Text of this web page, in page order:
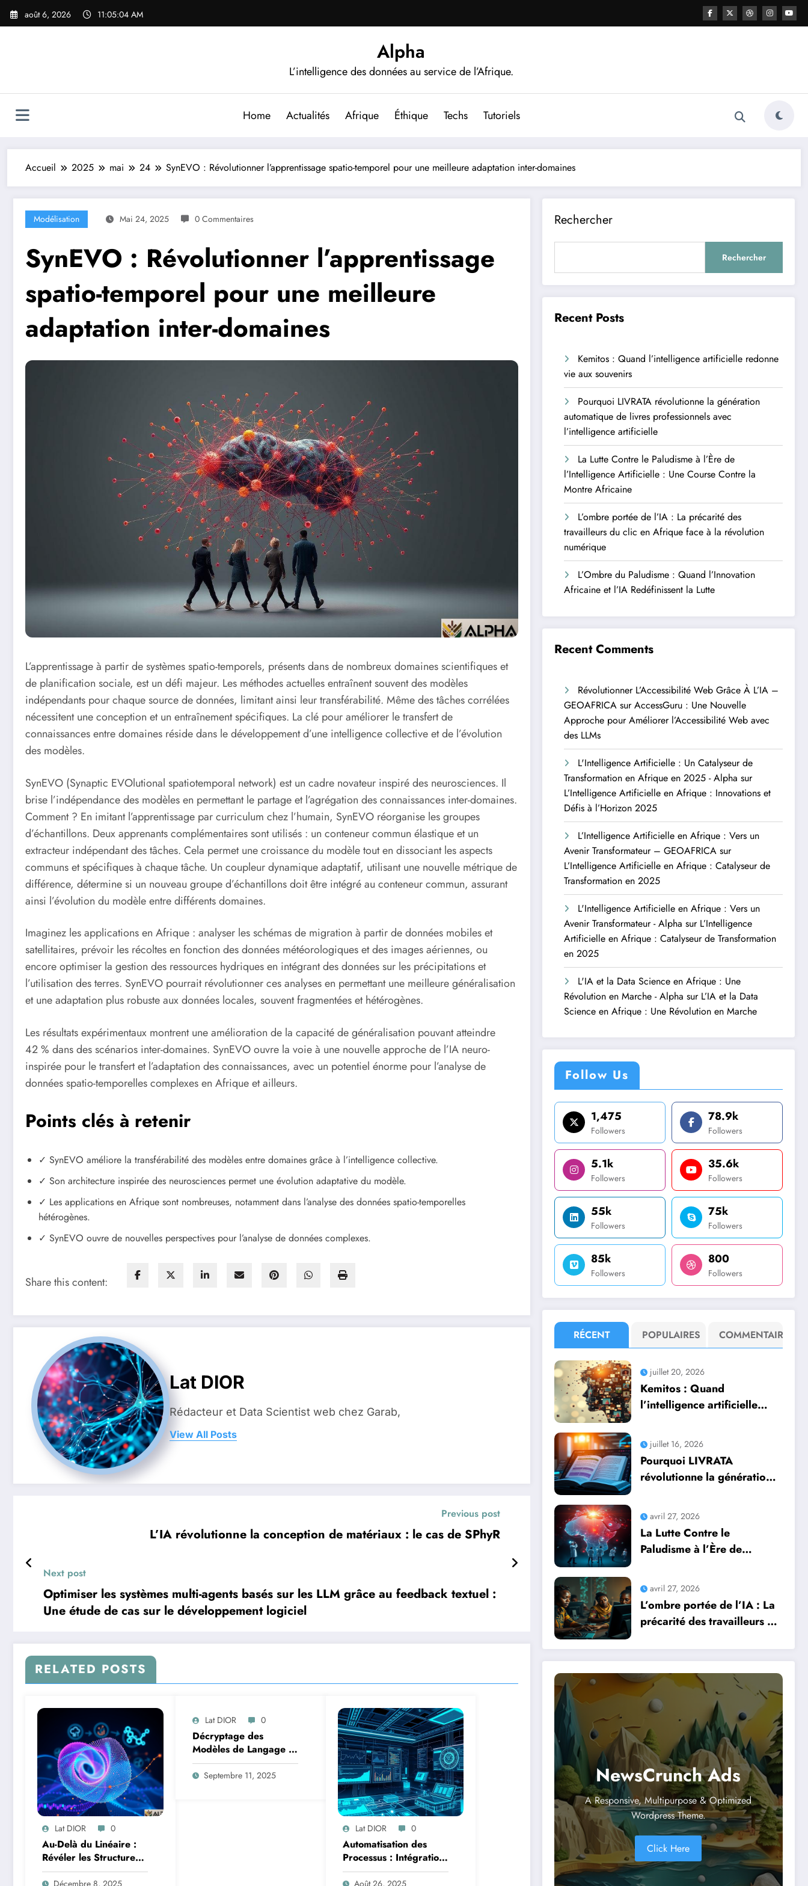
Aller
août 6, 2026 11:05:06 AM
Alpha
L’intelligence des données au service de l’Afrique.
Home Actualités Afrique Éthique Techs Tutoriels
Accueil 2025 mai 24 SynEVO : Révolutionner l’apprentissage spatio-temporel pour une meilleure adaptation inter-domaines
Modélisation Mai 24, 2025 0 Commentaires
SynEVO : Révolutionner l’apprentissage
spatio-temporel pour une meilleure
adaptation inter-domaines
L’apprentissage à partir de systèmes spatio-temporels, présents dans de nombreux domaines scientifiques et
de planification sociale, est un défi majeur. Les méthodes actuelles entraînent souvent des modèles
indépendants pour chaque source de données, limitant ainsi leur transférabilité. Même des tâches corrélées
nécessitent une conception et un entraînement spécifiques. La clé pour améliorer le transfert de
connaissances entre domaines réside dans le développement d’une intelligence collective et de l’évolution
des modèles.
SynEVO (Synaptic EVOlutional spatiotemporal network) est un cadre novateur inspiré des neurosciences. Il
brise l’indépendance des modèles en permettant le partage et l’agrégation des connaissances inter-domaines.
Comment ? En imitant l’apprentissage par curriculum chez l’humain, SynEVO réorganise les groupes
d’échantillons. Deux apprenants complémentaires sont utilisés : un conteneur commun élastique et un
extracteur indépendant des tâches. Cela permet une croissance du modèle tout en dissociant les aspects
communs et spécifiques à chaque tâche. Un coupleur dynamique adaptatif, utilisant une nouvelle métrique de
différence, détermine si un nouveau groupe d’échantillons doit être intégré au conteneur commun, assurant
ainsi l’évolution du modèle entre différents domaines.
Imaginez les applications en Afrique : analyser les schémas de migration à partir de données mobiles et
satellitaires, prévoir les récoltes en fonction des données météorologiques et des images aériennes, ou
encore optimiser la gestion des ressources hydriques en intégrant des données sur les précipitations et
l’utilisation des terres. SynEVO pourrait révolutionner ces analyses en permettant une meilleure généralisation
et une adaptation plus robuste aux données locales, souvent fragmentées et hétérogènes.
Les résultats expérimentaux montrent une amélioration de la capacité de généralisation pouvant atteindre
42 % dans des scénarios inter-domaines. SynEVO ouvre la voie à une nouvelle approche de l’IA neuro-
inspirée pour le transfert et l’adaptation des connaissances, avec un potentiel énorme pour l’analyse de
données spatio-temporelles complexes en Afrique et ailleurs.
Points clés à retenir
✓ SynEVO améliore la transférabilité des modèles entre domaines grâce à l’intelligence collective.
✓ Son architecture inspirée des neurosciences permet une évolution adaptative du modèle.
✓ Les applications en Afrique sont nombreuses, notamment dans l’analyse des données spatio-temporelles
hétérogènes.
✓ SynEVO ouvre de nouvelles perspectives pour l’analyse de données complexes.
Share this content:
Lat DIOR
Rédacteur et Data Scientist web chez Garab,
View All Posts
Previous post
L’IA révolutionne la conception de matériaux : le cas de SPhyR
Next post
Optimiser les systèmes multi-agents basés sur les LLM grâce au feedback textuel :
Une étude de cas sur le développement logiciel
RELATED POSTS
Lat DIOR 0
Au-Delà du Linéaire :
Révéler les Structures
Cachées des Données
Décembre 8, 2025
Lat DIOR 0
Décryptage des
Modèles de Langage :
Une Exploration des
Trajectoires
Septembre 11, 2025
Lat DIOR 0
Automatisation des
Processus : Intégration
de l’IA avec la Logique
Août 26, 2025
Rechercher
Rechercher
Recent Posts
Kemitos : Quand l’intelligence artificielle redonne
vie aux souvenirs
Pourquoi LIVRATA révolutionne la génération
automatique de livres professionnels avec
l’intelligence artificielle
La Lutte Contre le Paludisme à l’Ère de
l’Intelligence Artificielle : Une Course Contre la
Montre Africaine
L’ombre portée de l’IA : La précarité des
travailleurs du clic en Afrique face à la révolution
numérique
L’Ombre du Paludisme : Quand l’Innovation
Africaine et l’IA Redéfinissent la Lutte
Recent Comments
Révolutionner L’Accessibilité Web Grâce À L’IA –
GEOAFRICA surAccessGuru : Une Nouvelle
Approche pour Améliorer l’Accessibilité Web avec
des LLMs
L'Intelligence Artificielle : Un Catalyseur de
Transformation en Afrique en 2025 - Alpha sur
L’Intelligence Artificielle en Afrique : Innovations et
Défis à l’Horizon 2025
L’Intelligence Artificielle en Afrique : Vers un
Avenir Transformateur – GEOAFRICA sur
L’Intelligence Artificielle en Afrique : Catalyseur de
Transformation en 2025
L'Intelligence Artificielle en Afrique : Vers un
Avenir Transformateur - Alpha sur L’Intelligence
Artificielle en Afrique : Catalyseur de Transformation
en 2025
L'IA et la Data Science en Afrique : Une
Révolution en Marche - Alpha sur L’IA et la Data
Science en Afrique : Une Révolution en Marche
Follow Us
1,475
Followers
78.9k
Followers
5.1k
Followers
35.6k
Followers
55k
Followers
75k
Followers
85k
Followers
800
Followers
RÉCENT POPULAIRES COMMENTAIRE
juillet 20, 2026
Kemitos : Quand
l’intelligence artificielle
juillet 16, 2026
Pourquoi LIVRATA
révolutionne la génération
professionnels avec
l’intelligence artificielle
avril 27, 2026
La Lutte Contre le
Paludisme à l’Ère de
Une Course Contre la
Montre Africaine
avril 27, 2026
L’ombre portée de l’IA : La
précarité des travailleurs du
révolution numérique
NewsCrunch Ads
A Responsive, Multipurpose & Optimized
Wordpress Theme.
Click Here